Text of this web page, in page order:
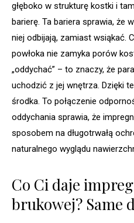
głęboko w strukturę kostki i
barierę. Ta bariera sprawia, że
niej odbijają, zamiast wsiąkać.
powłoka nie zamyka porów
„oddychać” – to znaczy, że
uchodzić z jej wnętrza. Dzięki
środka. To połączenie
oddychania sprawia, że
sposobem na długotrwałą
naturalnego wyglądu
Co Ci daje
brukowej? Same